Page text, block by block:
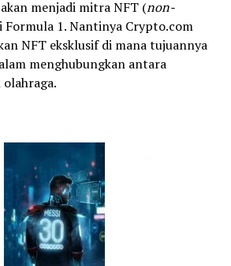
menjadi mitra NFT (non-
Formula 1. Nantinya Crypto.com
NFT eksklusif di mana tujuannya
menghubungkan antara